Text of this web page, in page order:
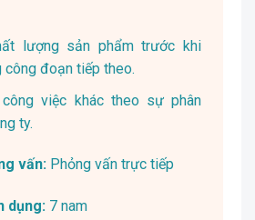
lượng sản phẩm trước khi
công đoạn tiếp theo.
việc khác theo sự phân
ty.
vấn: Phỏng vấn trực tiếp
dụng: 7 nam